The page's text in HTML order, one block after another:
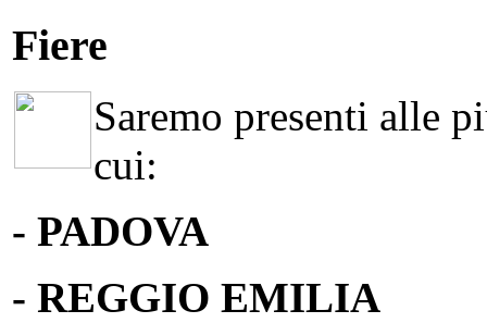
Fiere
Saremo presenti alle
cui:
- PADOVA
- REGGIO EMILIA